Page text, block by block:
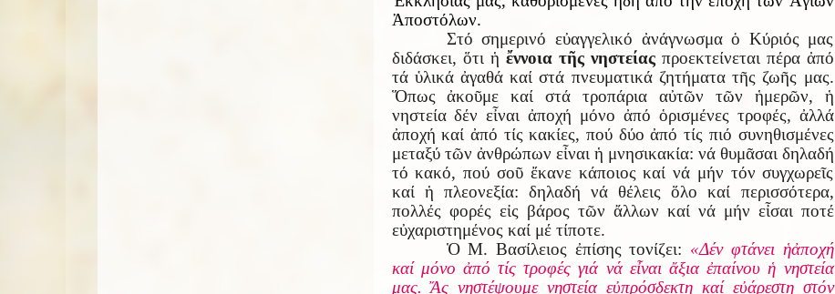
Ἀποστόλων.
Στό σημερινό εὐαγγελικό ἀνάγνωσμα ὁ Κύριός μας
διδάσκει, ὅτι ἡ ἔννοια τῆς νηστείαςπροεκτείνεται πέρα ἀπό
τά ὑλικά ἀγαθά καί στά πνευματικά ζητήματα τῆς ζωῆς μας.
Ὅπως ἀκοῦμε καί στά τροπάρια αὐτῶν τῶν ἡμερῶν, ἡ
νηστεία δέν εἶναι ἀποχή μόνο ἀπό ὁρισμένες τροφές, ἀλλά
ἀποχή καί ἀπό τίς κακίες, πού δύο ἀπό τίς πιό συνηθισμένες
μεταξύ τῶν ἀνθρώπων εἶναι ἡ μνησικακία: νά θυμᾶσαι δηλαδή
τό κακό, πού σοῦ ἔκανε κάποιος καί νά μήν τόν συγχωρεῖς
καί ἡ πλεονεξία: δηλαδή νά θέλεις ὅλο καί περισσότερα,
πολλές φορές εἰς βάρος τῶν ἄλλων καί νά μήν εἶσαι ποτέ
εὐχαριστημένος καί μέ τίποτε.
Ὁ Μ. Βασίλειος ἐπίσης τονίζει: «Δέν φτάνει ἡἀποχή
καί μόνο ἀπό τίς τροφές γιά νά εἶναι ἄξιαἐπαίνου ἡ νηστεία
μας.Ἄς νηστέψουμε νηστεία εὐπρόσδεκτη καί εὐάρεστη στόν